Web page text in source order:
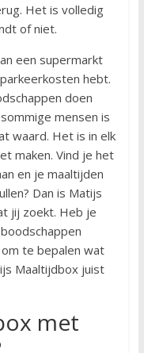
Het is volledig
of niet.
een supermarkt
hebt.
doen
mensen is
waard. Het is in elk
maken. Vind je het
en je maaltijden
Dan is Matijs
jij zoekt. Heb je
te bepalen wat
Maaltijdbox juist
met